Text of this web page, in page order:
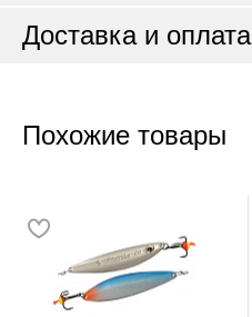
Доставка и оплата
Похожие товары